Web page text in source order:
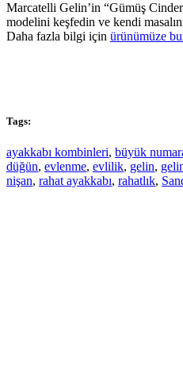
Marcatelli Gelin’in “Gümüş
modelini keşfedin ve kendi
Daha fazla bilgi için ürünümüze
Tags:
ayakkabı kombinleri, büyük
düğün, evlenme, evlilik, gelin,
nişan, rahat ayakkabı, rahatlık,